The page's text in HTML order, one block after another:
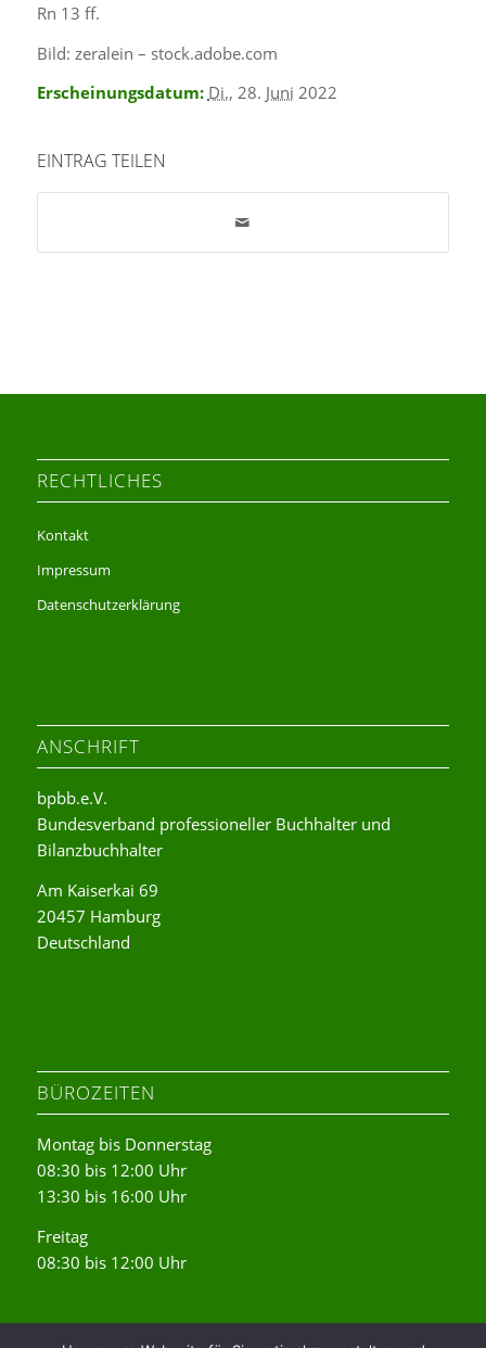
Rn 13 ff.
Bild: zeralein – stock.adobe.com
Erscheinungsdatum: Di., 28. Juni 2022
EINTRAG TEILEN
RECHTLICHES
Kontakt
Impressum
Datenschutzerklärung
ANSCHRIFT
bpbb.e.V.
Bundesverband professioneller Buchhalter und
Bilanzbuchhalter
Am Kaiserkai 69
20457 Hamburg
Deutschland
BÜROZEITEN
Montag bis Donnerstag
08:30 bis 12:00 Uhr
13:30 bis 16:00 Uhr
Freitag
08:30 bis 12:00 Uhr